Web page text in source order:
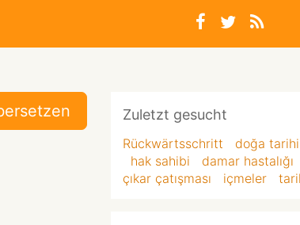
Zuletzt gesucht
Rückwärtsschritt doğa tarihi
hak sahibi
damar hastalığı
çıkar çatışması
içmeler